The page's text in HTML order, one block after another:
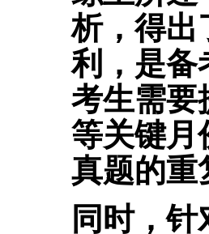
析，得出
利，是备
考生需要
等关键月
真题的重
同时，